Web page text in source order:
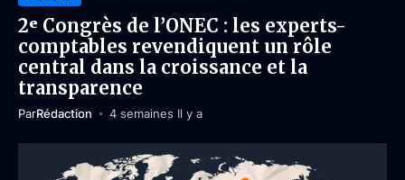
2ᵉ Congrès de l’ONEC : les experts-
comptables revendiquent un rôle
central dans la croissance et la
transparence
ParRédaction 4 semaines Il y a